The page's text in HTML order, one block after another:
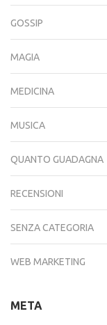
GOSSIP
MAGIA
MEDICINA
MUSICA
QUANTO GUADAGNA
RECENSIONI
SENZA CATEGORIA
WEB MARKETING
META